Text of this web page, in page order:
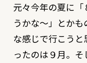
元々今年の夏に
うかな〜」とか
な感じで行こう
ったのは９月。